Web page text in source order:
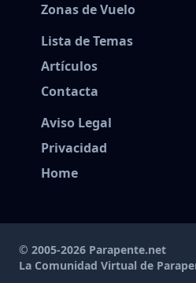
Zonas de Vuelo
Lista de Temas
Artículos
Contacta
Aviso Legal
Privacidad
Home
© 2005-2026 Parapente.net
La Comunidad Virtual de